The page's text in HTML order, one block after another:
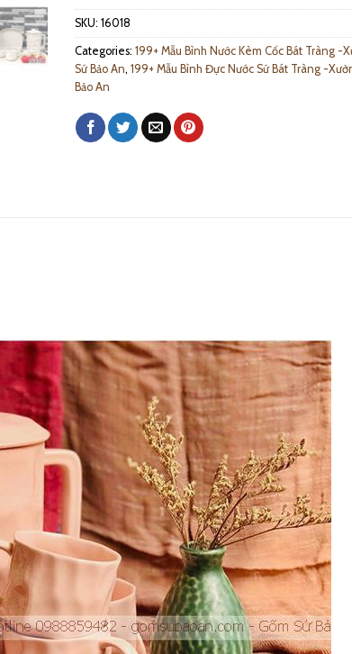
SKU: 16018
Categories: 199+ Mẫu Bình Nước Kèm Cốc Bát Tràng -
Sứ Bảo An, 199+ Mẫu Bình Đực Nước Sứ Bát Tràng -
Bảo An